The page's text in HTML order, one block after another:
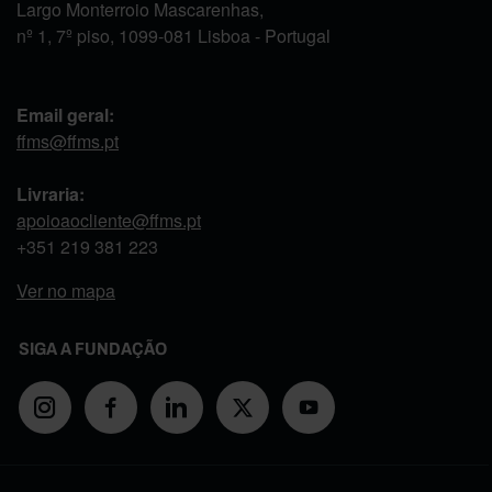
Largo Monterroio Mascarenhas,
nº 1, 7º piso, 1099-081 Lisboa - Portugal
Email geral:
ffms@ffms.pt
Livraria:
apoioaocliente@ffms.pt
+351 219 381 223
Ver no mapa
SIGA A FUNDAÇÃO